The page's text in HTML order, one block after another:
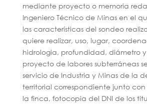
mediante proyecto o memoria
Ingeniero Técnico de Minas en el
las características del sondeo
quiere realizar, uso, lugar,
hidrologia, profundidad, diámetro y
proyecto de labores subterráneas
servicio de Industria y Minas de la
territorial correspondiente junto
la finca, fotocopia del DNI de los